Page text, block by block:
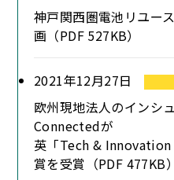
神戸関西圏電池リユー
画（PDF 527KB）
2021年12月27日
欧州現地法人のインシ
Connectedが
英「Tech &
賞を受賞（PDF 477KB）